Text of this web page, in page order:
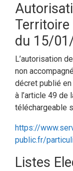
du 15/
L’autorisation
non
décret publié
à l’article 49 de
téléchargeable
https://
public.fr/
Listes